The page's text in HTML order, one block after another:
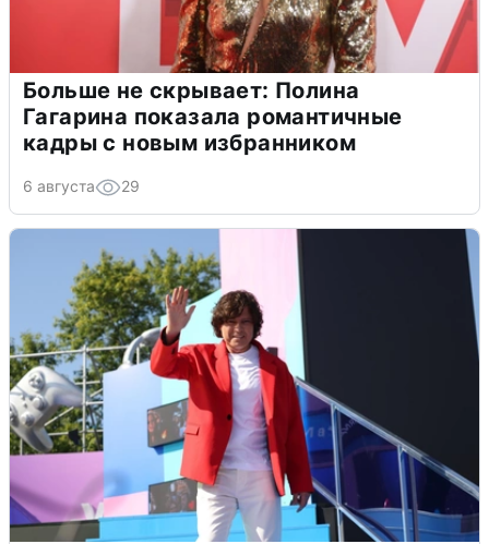
Больше не скрывает: Полина
Гагарина показала романтичные
кадры с новым избранником
6 августа 29